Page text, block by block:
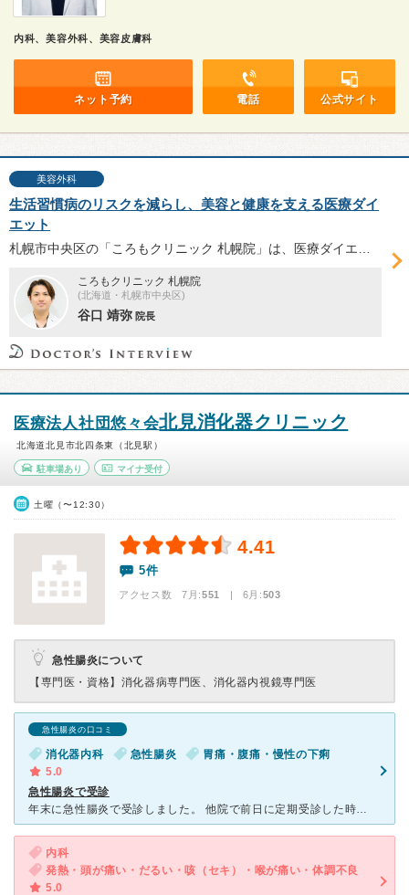
内科、美容外科、美容皮膚科
ネット予約 電話 公式サイト
美容外科
生活習慣病のリスクを減らし、美容と健康を支える医療ダイ
エット
ころもクリニック 札幌院
(北海道・札幌市中央区)
谷口 靖弥 院長
医療法人社団悠々会北見消化器クリニック
北海道北見市北四条東（北見駅）
駐車場あり マイナ受付
土曜（〜12:30）
4.41
5件
アクセス数 7月:551 | 6月:503
急性腸炎について
【専門医・資格】 消化器病専門医、消化器内視鏡専門医
急性腸炎の口コミ
消化器内科 急性腸炎
胃痛・腹痛・慢性の下痢
5.0
急性腸炎で受診
年末に急性腸炎で受診しました。 他院で前日に定期受診した時に整腸剤を処方され、胃腸炎と診断されましたが内服すると症状が酷くなるため、翌日にこちらを受診しました。 問診も丁寧で、初診のため待ち時間は
内科
発熱・頭が痛い・だるい・咳（セキ）・喉が痛い・体調不良
5.0